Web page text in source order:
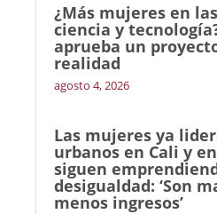
¿Más mujeres en
ciencia y
aprueba un
realidad
agosto 4, 2026
Las mujeres ya
urbanos en Cali y
siguen
desigualdad: ‘Son
menos ingresos’